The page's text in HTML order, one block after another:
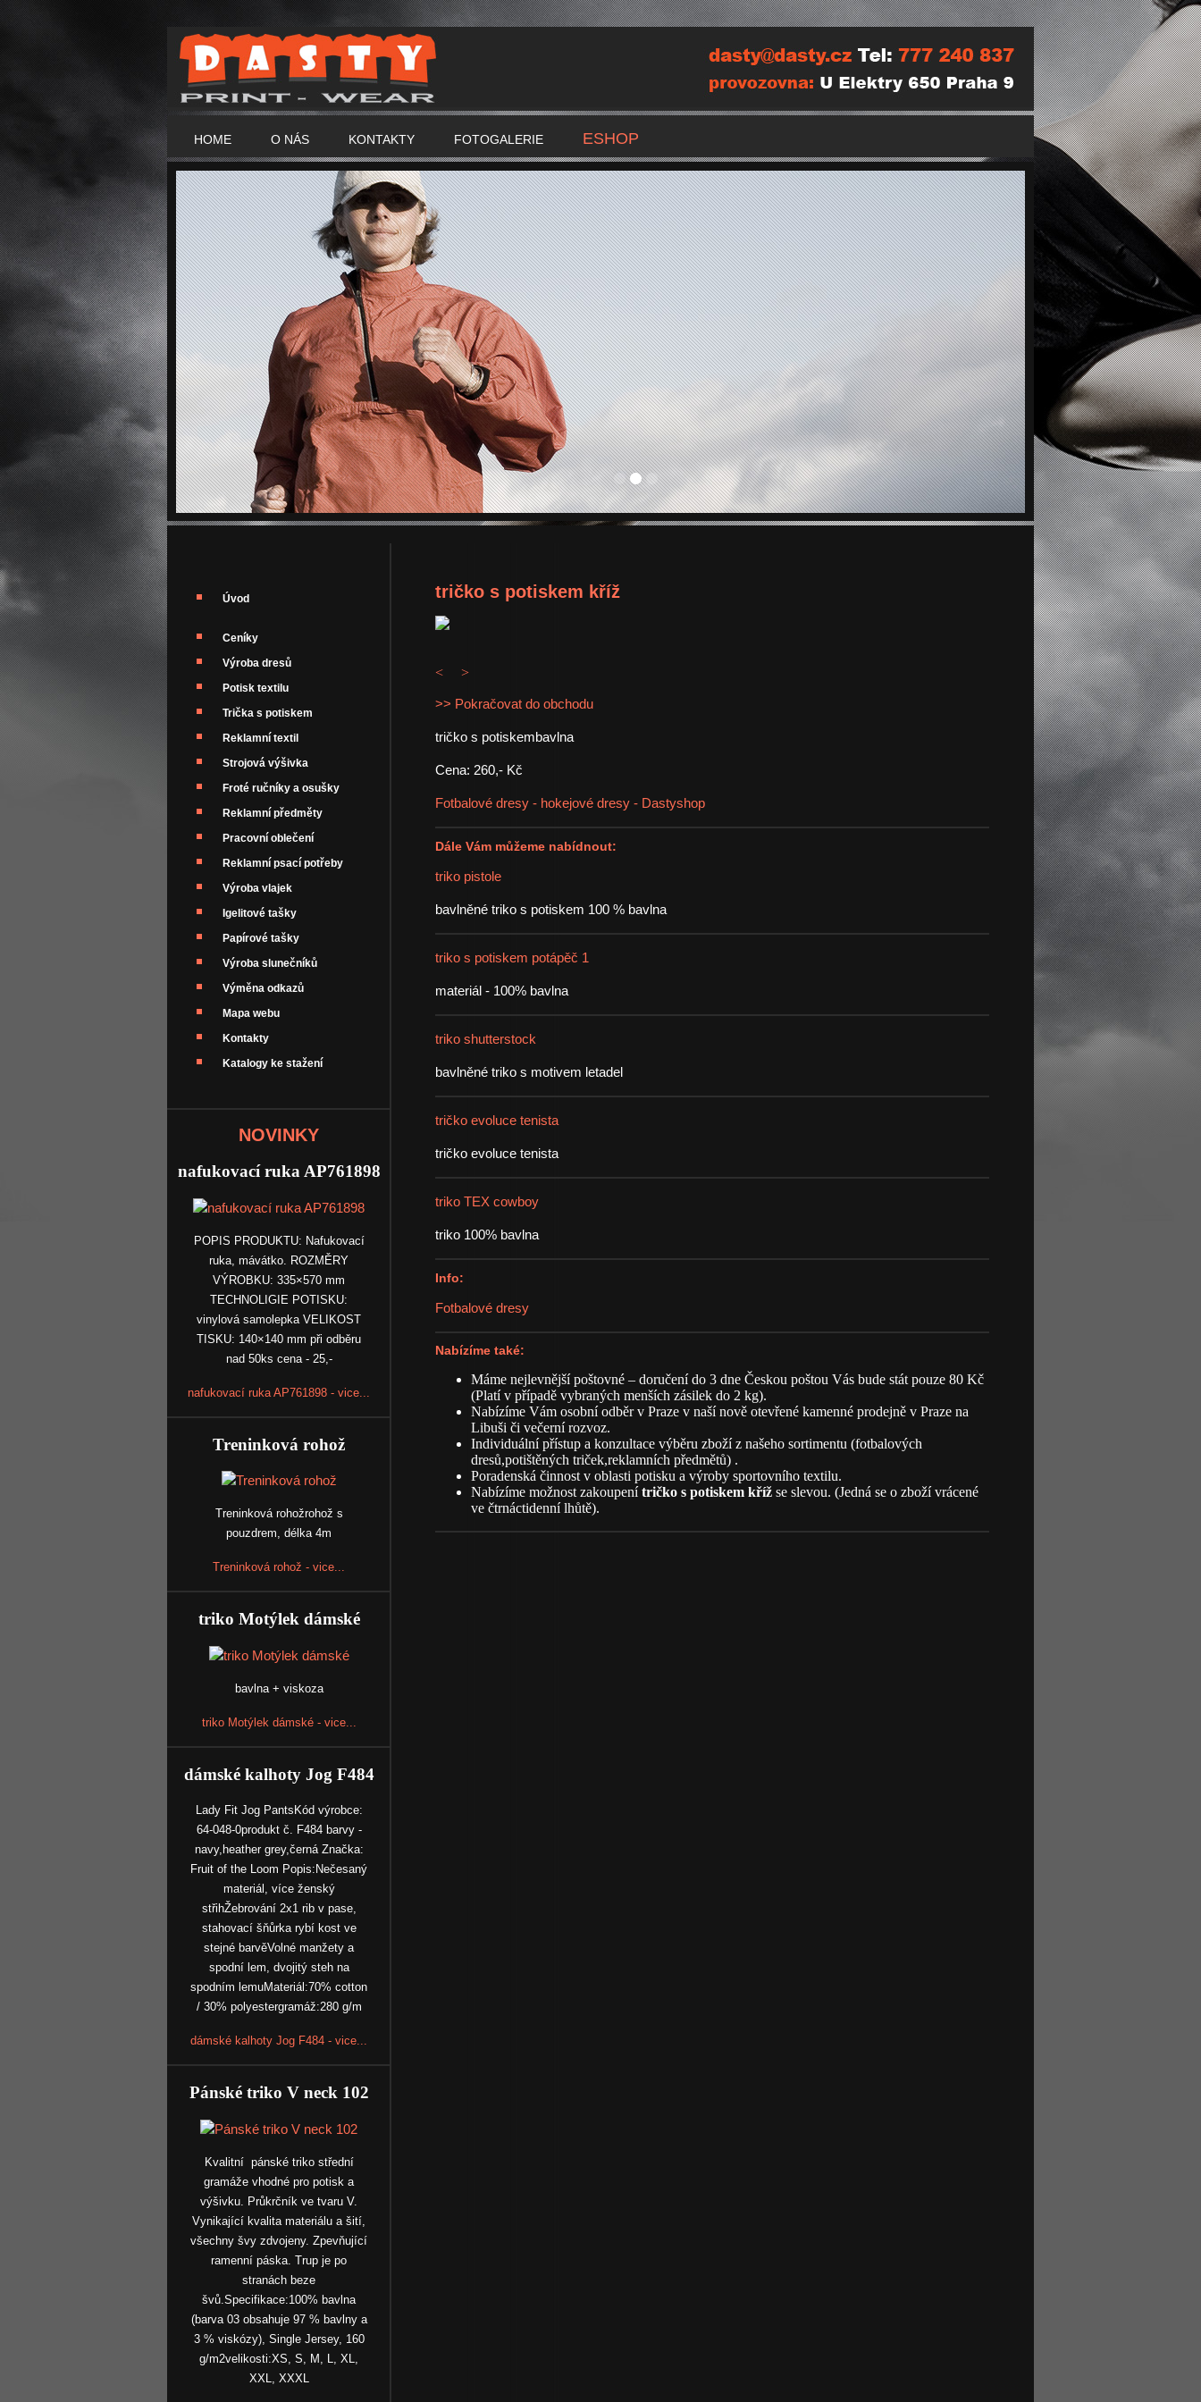
HOME O NÁS KONTAKTY FOTOGALERIE ESHOP
Úvod
Ceníky
Výroba dresů
Potisk textilu
Trička s potiskem
Reklamní textil
Strojová výšivka
Froté ručníky a osušky
Reklamní předměty
Pracovní oblečení
Reklamní psací potřeby
Výroba vlajek
Igelitové tašky
Papírové tašky
Výroba slunečníků
Výměna odkazů
Mapa webu
Kontakty
Katalogy ke stažení
NOVINKY
nafukovací ruka AP761898
POPIS PRODUKTU: Nafukovací
ruka, mávátko. ROZMĚRY
VÝROBKU: 335×570 mm
TECHNOLIGIE POTISKU:
vinylová samolepka VELIKOST
TISKU: 140×140 mm při odběru
nad 50ks cena - 25,-
nafukovací ruka AP761898 - vice...
Treninková rohož
Treninková rohožrohož s
pouzdrem, délka 4m
Treninková rohož - vice...
triko Motýlek dámské
bavlna + viskoza
triko Motýlek dámské - vice...
dámské kalhoty Jog F484
Lady Fit Jog PantsKód výrobce:
64-048-0produkt č. F484 barvy -
navy,heather grey,černá Značka:
Fruit of the Loom Popis:Nečesaný
materiál, více ženský
střihŽebrování 2x1 rib v pase,
stahovací šňůrka rybí kost ve
stejné barvěVolné manžety a
spodní lem, dvojitý steh na
spodním lemuMateriál:70% cotton
/ 30% polyestergramáž:280 g/m
dámské kalhoty Jog F484 - vice...
Pánské triko V neck 102
Kvalitní pánské triko střední
gramáže vhodné pro potisk a
výšivku. Průkrčník ve tvaru V.
Vynikající kvalita materiálu a šití,
všechny švy zdvojeny. Zpevňující
ramenní páska. Trup je po
stranách beze
švů.Specifikace:100% bavlna
(barva 03 obsahuje 97 % bavlny a
3 % viskózy), Single Jersey, 160
g/m2velikosti:XS, S, M, L, XL,
XXL, XXXL
tričko s potiskem kříž
< >
>> Pokračovat do obchodu
tričko s potiskembavlna
Cena: 260,- Kč
Fotbalové dresy - hokejové dresy - Dastyshop
Dále Vám můžeme nabídnout:
triko pistole
bavlněné triko s potiskem 100 % bavlna
triko s potiskem potápěč 1
materiál - 100% bavlna
triko shutterstock
bavlněné triko s motivem letadel
tričko evoluce tenista
tričko evoluce tenista
triko TEX cowboy
triko 100% bavlna
Info:
Fotbalové dresy
Nabízíme také:
Máme nejlevnější poštovné – doručení do 3 dne Českou poštou Vás bude stát pouze 80 Kč
(Platí v případě vybraných menších zásilek do 2 kg).
Nabízíme Vám osobní odběr v Praze v naší nově otevřené kamenné prodejně v Praze na
Libuši či večerní rozvoz.
Individuální přístup a konzultace výběru zboží z našeho sortimentu (fotbalových
dresů,potištěných triček,reklamních předmětů) .
Poradenská činnost v oblasti potisku a výroby sportovního textilu.
Nabízíme možnost zakoupenítričko s potiskem kříž se slevou. (Jedná se o zboží vrácené
ve čtrnáctidenní lhůtě).